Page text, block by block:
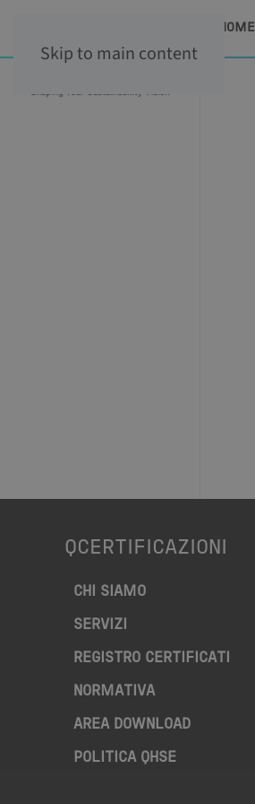
Skip to main content
HOME
QCERTIFICAZIONI
CHI SIAMO
SERVIZI
REGISTRO CERTIFICATI
NORMATIVA
AREA DOWNLOAD
POLITICA QHSE